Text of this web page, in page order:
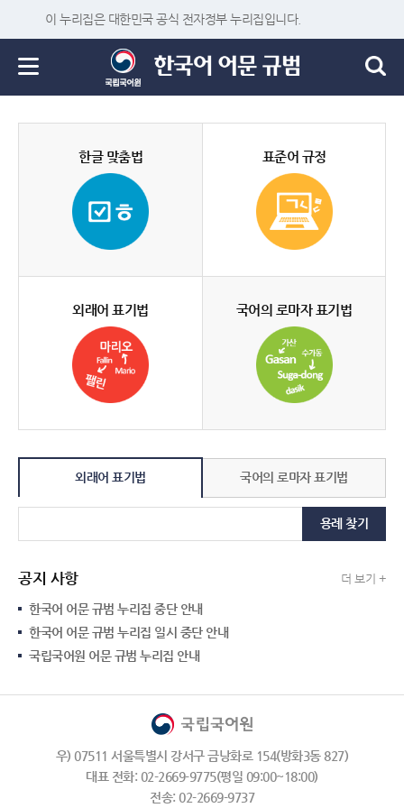
이 누리집은 대한민국 공식 전자정부 누리집입니다.
한글 맞춤법 표준어 규정
외래어 표기법 국어의 로마자 표기법
외래어 표기법 국어의 로마자 표기법
용례 찾기
공지 사항 더 보기 +
한국어 어문 규범 누리집 중단 안내
한국어 어문 규범 누리집 일시 중단 안내
국립국어원 어문 규범 누리집 안내
우) 07511 서울특별시 강서구 금낭화로 154(방화3동 827)
대표 전화: 02-2669-9775(평일 09:00~18:00)
전송: 02-2669-9737